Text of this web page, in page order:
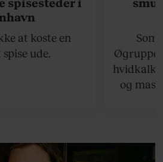
at koste en
ude.
og